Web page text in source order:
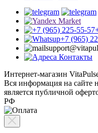
+7 (965)
Контакты
Интернет-магазин
Вся информация на сайте
является публичной
РФ